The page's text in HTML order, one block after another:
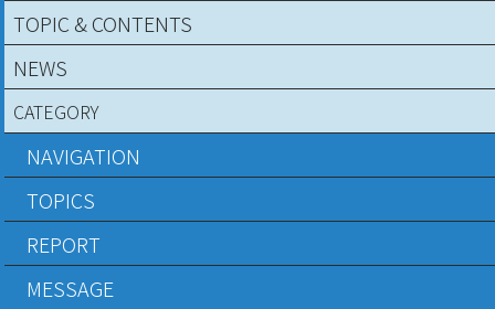
TOPIC & CONTENTS
NEWS
CATEGORY
NAVIGATION
TOPICS
REPORT
MESSAGE